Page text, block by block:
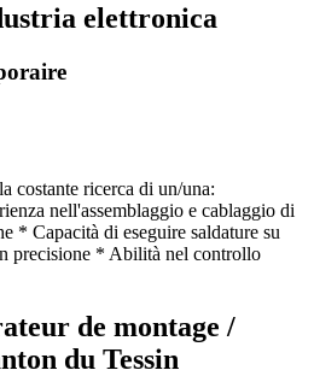
elettronica
costante ricerca di un/una:
nell'assemblaggio e cablaggio di
* Capacità di eseguire saldature su
precisione * Abilità nel controllo
de montage /
du Tessin